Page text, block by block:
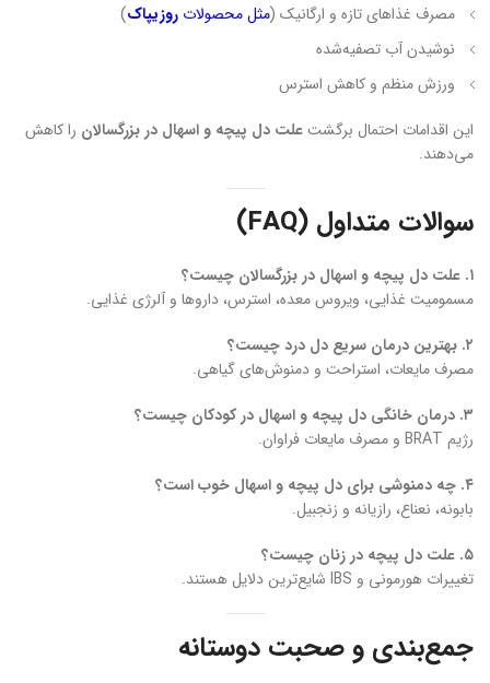
مصرف غذاهای تازه و ارگانیک (مثل محصولات روزیپاک)
نوشیدن آب تصفیه‌شده
ورزش منظم و کاهش استرس
این اقدامات احتمال برگشتعلت دل پیچه و اسهال در بزرگسالان را کاهش
می‌دهند.
سوالات متداول (FAQ)
۱. علت دل پیچه و اسهال در بزرگسالان چیست؟
مسمومیت غذایی، ویروس معده، استرس، داروها و آلرژی غذایی.
۲. بهترین درمان سریع دل درد چیست؟
مصرف مایعات، استراحت و دمنوش‌های گیاهی.
۳. درمان خانگی دل پیچه و اسهال در کودکان چیست؟
رژیم BRAT و مصرف مایعات فراوان.
۴. چه دمنوشی برای دل پیچه و اسهال خوب است؟
بابونه، نعناع، رازیانه و زنجبیل.
۵. علت دل پیچه در زنان چیست؟
تغییرات هورمونی و IBS شایع‌ترین دلایل هستند.
جمع‌بندی و صحبت دوستانه